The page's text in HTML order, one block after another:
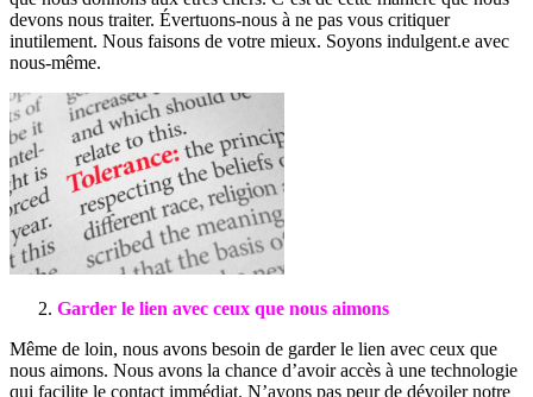
devons nous traiter. Évertuons-nous à ne pas vous critiquer
inutilement. Nous faisons de votre mieux. Soyons indulgent.e avec
nous-même.
Garder le lien avec ceux que nous aimons
Même de loin, nous avons besoin de garder le lien avec ceux que
nous aimons. Nous avons la chance d’avoir accès à une technologie
qui facilite le contact immédiat. N’ayons pas peur de dévoiler notre